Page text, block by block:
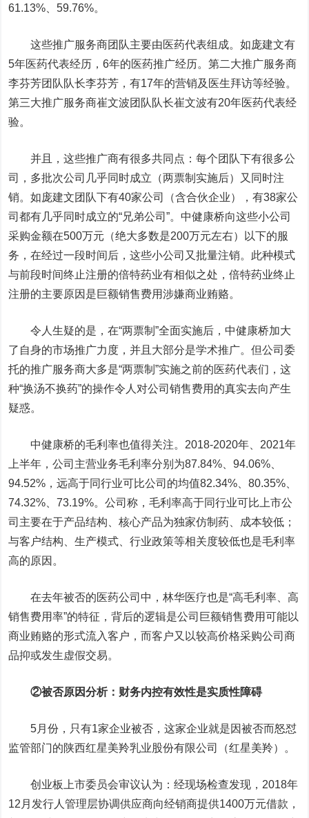
61.13%、59.76%。
这些推广服务商团队主要由医药代表组成。如庞建文有
5年医药代表经历，6年的医药推广经历。第二大推广服务商
李芬芳团队队长李芬芳，有17年的营销及医生拜访等经验。
第三大推广服务商崔文波团队队长崔文波有20年医药代表经
验。
并且，这些推广商有很多共同点：每个团队下有很多公
司，多批次公司几乎同时成立（两票制实施后）又同时注
销。如庞建文团队下有40家公司（含合伙企业），有38家公
司都有几乎同时成立的“兄弟公司”。中健康桥向这些小公司
采购金额在500万元（绝大多数是200万元左右）以下的服
务，在经过一段时间后，这些小公司又批量注销。此种模式
与前段时间终止注册的倍特药业有相似之处，倍特药业终止
注册的主要原因是巨额销售费用涉嫌商业贿赂。
令人生疑的是，在“两票制”全面实施后，中健康桥加大
了自身的市场推广力度，并且大部分是学术推广。但公司委
托的推广服务商大多是“两票制”实施之前的医药代表们，这
种“换汤不换药”的操作令人对公司销售费用的真实去向产生
疑惑。
中健康桥的毛利率也值得关注。2018-2020年、2021年
上半年，公司主营业务毛利率分别为87.84%、94.06%、
94.52%，远高于同行业可比公司的均值82.34%、80.35%、
74.32%、73.19%。公司称，毛利率高于同行业可比上市公
司主要在于产品结构、核心产品为独家仿制药、成本较低；
与客户结构、生产模式、行业政策等相关度较低也是毛利率
高的原因。
在去年被否的医药公司中，林华医疗也是“高毛利率、高
销售费用率”的特征，背后的逻辑是公司巨额销售费用可能以
商业贿赂的形式流入客户，而客户又以较高价格采购公司商
品抑或发生虚假交易。
②被否原因分析：财务内控有效性是实质性障碍
5月份，只有1家企业被否，这家企业就是因被否而怒怼
监管部门的陕西红星美羚乳业股份有限公司（红星美羚）。
创业板上市委员会审议认为：经现场检查发现，2018年
12月发行人管理层协调供应商向经销商提供1400万元借款，